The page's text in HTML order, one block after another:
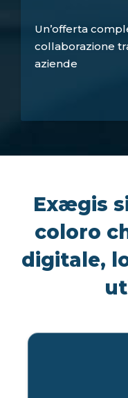
Un’offerta
collaborazione
aziende
Exægis
coloro
digitale,